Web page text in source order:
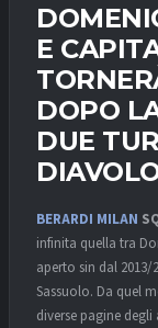
E
DOPO
DUE
BERARDI MILAN
infinita quella tra
aperto sin dal 2013/
Sassuolo. Da quel
diverse pagine